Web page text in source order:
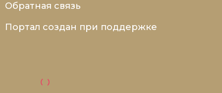
Обратная связь
Портал создан при поддержке